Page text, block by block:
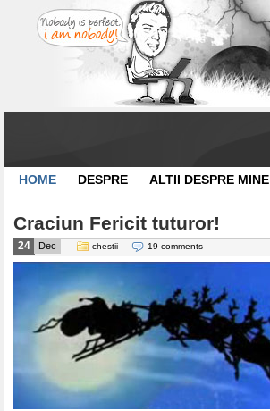
HOME DESPRE ALTII DESPRE MINE
Craciun Fericit tuturor!
24 Dec chestii 19 comments